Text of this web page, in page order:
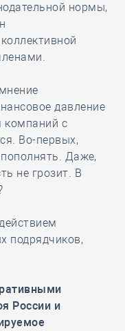
нормы,
давление
компаний с
Во-первых,
пополнять. Даже,
не грозит. В
подрядчиков,
России и